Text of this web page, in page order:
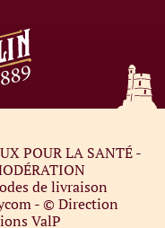
POUR LA SANTÉ -
de livraison
- © Direction
ValP